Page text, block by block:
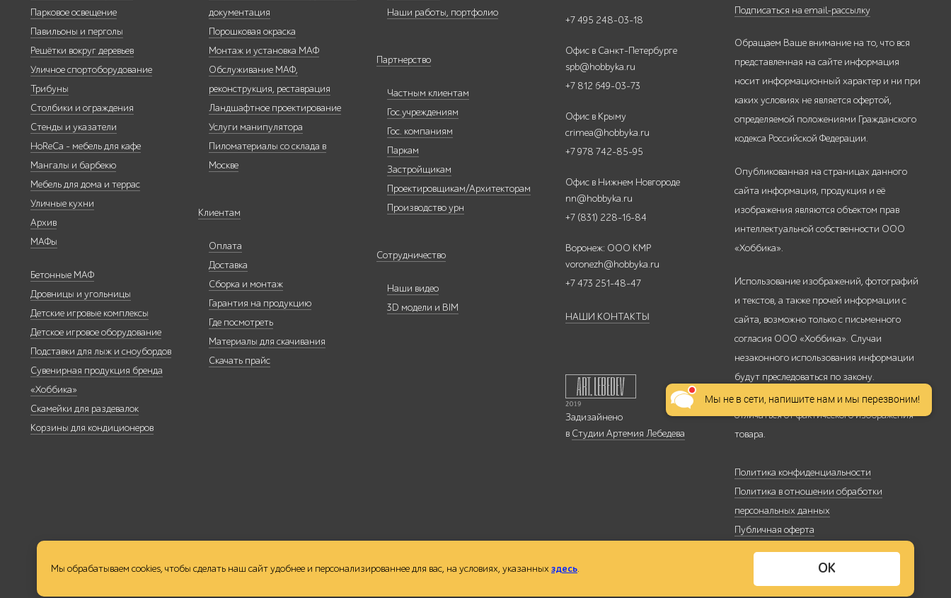
навесы и
перголы
Защита
корневой
системы
оборудование
Трибуны
Столбики и
Парковое освещение
Павильоны и перголы
Решётки вокруг деревьев
Уличное спортоборудование
Трибуны
Столбики и ограждения
Стенды и указатели
HoReCa - мебель для кафе
Мангалы и барбекю
Мебель для дома и террас
Уличные кухни
Архив
МАФы
Бетонные МАФ
Дровницы и угольницы
Детские игровые комплексы
Детское игровое оборудование
Подставки для лыж и сноубордов
Сувенирная продукция бренда
«Хоббика»
Скамейки для раздевалок
Корзины для кондиционеров
документация
Порошковая окраска
Монтаж и установка МАФ
Обслуживание МАФ,
реконструкция, реставрация
Ландшафтное проектирование
Услуги манипулятора
Пиломатериалы со склада в
Москве
Клиентам
Оплата
Доставка
Сборка и монтаж
Гарантия на продукцию
Где посмотреть
Материалы для скачивания
Скачать прайс
Наши работы, портфолио
Партнерство
Частным клиентам
Гос.учреждениям
Гос. компаниям
Паркам
Застройщикам
Проектировщикам/Архитекторам
Производство урн
Сотрудничество
Наши видео
3D модели и BIM
+7 495 248-03-18
Офис в Санкт-Петербурге
spb@hobbyka.ru
+7 812 649-03-73
Офис в Крыму
crimea@hobbyka.ru
+7 978 742-85-95
Офис в Нижнем Новгороде
nn@hobbyka.ru
+7 (831) 228-16-84
Воронеж: ООО КМР
voronezh@hobbyka.ru
+7 473 251-48-47
НАШИ КОНТАКТЫ
Задизайнено
в Студии Артемия Лебедева
Подписаться на email-рассылку
Обращаем Ваше внимание на то, что вся
представленная на сайте информация
носит информационный характер и ни при
каких условиях не является офертой,
определяемой положениями Гражданского
кодекса Российской Федерации.
Опубликованная на страницах данного
сайта информация, продукция и её
изображения являются объектом прав
интеллектуальной собственности ООО
«Хоббика».
Использование изображений, фотографий
и текстов, а также прочей информации с
сайта, возможно только с письменного
согласия ООО «Хоббика». Случаи
незаконного использования информации
будут преследоваться по закону.
Изображение товара на сайте может
отличаться от фактического изображения
товара.
Политика конфиденциальности
Политика в отношении обработки
персональных данных
Публичная оферта
Мы обрабатываем cookies, чтобы сделать наш сайт удобнее и персонализированнее для вас, на условиях, указанныхздесь. ОК
Мы не в сети, напишите нам и мы перезвоним!